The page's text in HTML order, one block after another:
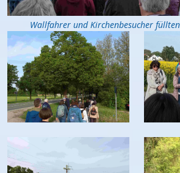
Wallfahrer und Kirchenbesucher